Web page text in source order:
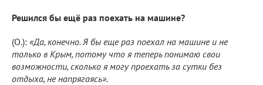
Решился бы ещё раз поехать на машине?
(О.): «Да, конечно. Я бы еще раз поехал на машине и не
только в Крым, потому что я теперь понимаю свои
возможности, сколько я могу проехать за сутки без
отдыха, не напрягаясь».